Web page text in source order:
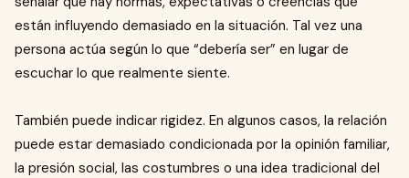
están influyendo demasiado en la situación. Tal vez una
persona actúa según lo que “debería ser” en lugar de
escuchar lo que realmente siente.
También puede indicar rigidez. En algunos casos, la relación
puede estar demasiado condicionada por la opinión familiar,
la presión social, las costumbres o una idea tradicional del